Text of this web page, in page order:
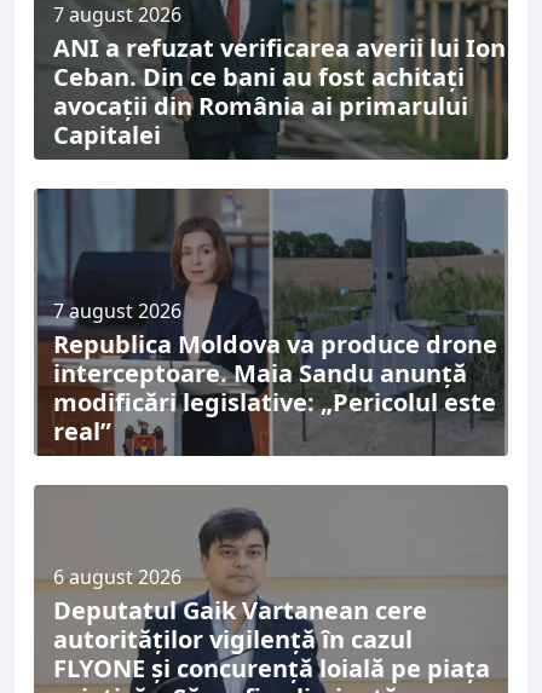
7 august 2026
ANI a refuzat verificarea averii lui Ion
Ceban. Din ce bani au fost achitați
avocații din România ai primarului
Capitalei
7 august 2026
Republica Moldova va produce drone
interceptoare. Maia Sandu anunță
modificări legislative: „Pericolul este
real”
6 august 2026
Deputatul Gaik Vartanean cere
autorităților vigilență în cazul
FLYONE și concurență loială pe piața